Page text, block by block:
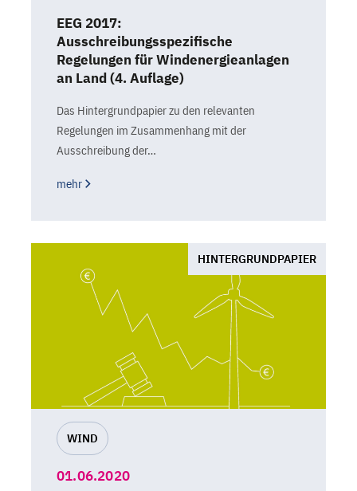
EEG 2017:
Ausschreibungsspezifische
Regelungen für Windenergieanlagen
an Land (4. Auflage)
Das Hintergrundpapier zu den relevanten
Regelungen im Zusammenhang mit der
Ausschreibung der…
mehr
HINTERGRUNDPAPIER
WIND
01.06.2020